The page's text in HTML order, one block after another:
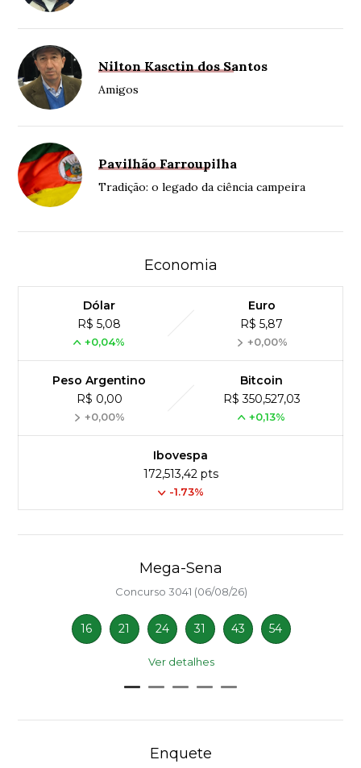
Nilton Kasctin dos Santos
Amigos
Pavilhão Farroupilha
Tradição: o legado da ciência campeira
Economia
Dólar
R$ 5,08
+0,04%
Euro
R$ 5,87
+0,00%
Peso Argentino
R$ 0,00
+0,00%
Bitcoin
R$ 350,527,03
+0,13%
Ibovespa
172,513,42 pts
-1.73%
Mega-Sena
Concurso 3041 (06/08/26)
16 21 24 31 43 54
Ver detalhes
Enquete